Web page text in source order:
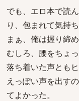
でも、エロ本で読
り、包まれて気持ち
まぁ、俺は握り締
むしろ、腰をちょ
落ち着いた声とも
えっぽい声を出す
てよかった。